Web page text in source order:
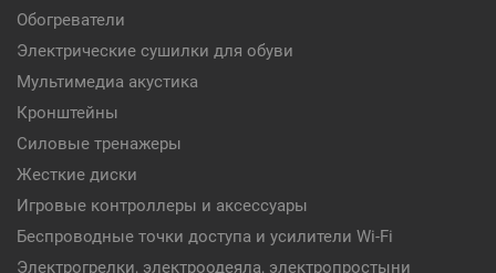
Обогреватели
Электрические сушилки для обуви
Мультимедиа акустика
Кронштейны
Силовые тренажеры
Жесткие диски
Игровые контроллеры и аксессуары
Беспроводные точки доступа и усилители Wi-Fi
Электрогрелки, электроодеяла, электропростыни